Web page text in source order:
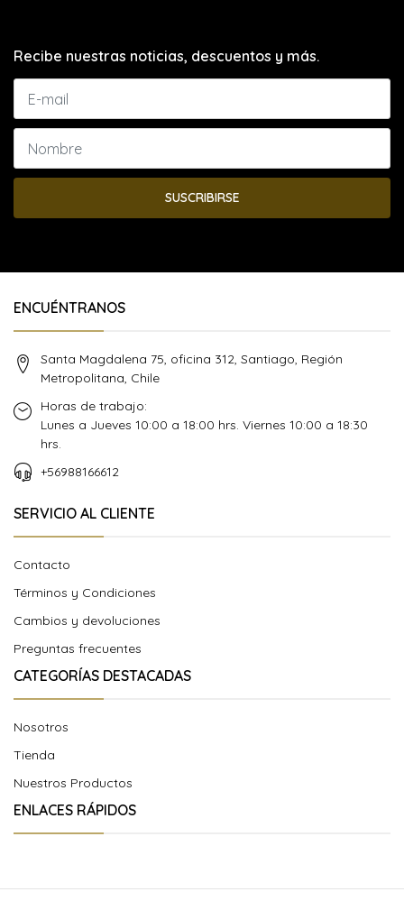
Recibe nuestras noticias, descuentos y más.
SUSCRIBIRSE
ENCUÉNTRANOS
Santa Magdalena 75, oficina 312, Santiago, Región
Metropolitana, Chile
Horas de trabajo:
Lunes a Jueves 10:00 a 18:00 hrs. Viernes 10:00 a 18:30
hrs.
+56988166612
SERVICIO AL CLIENTE
Contacto
Términos y Condiciones
Cambios y devoluciones
Preguntas frecuentes
CATEGORÍAS DESTACADAS
Nosotros
Tienda
Nuestros Productos
ENLACES RÁPIDOS